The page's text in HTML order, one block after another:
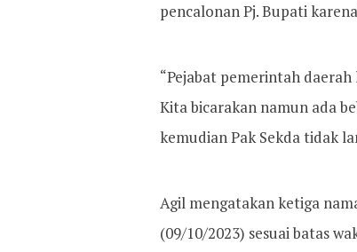
pencalonan Pj. Bupati
“Pejabat pemerintah
Kita bicarakan namun ada
kemudian Pak Sekda tidak
Agil mengatakan ketiga
(09/10/2023) sesuai batas